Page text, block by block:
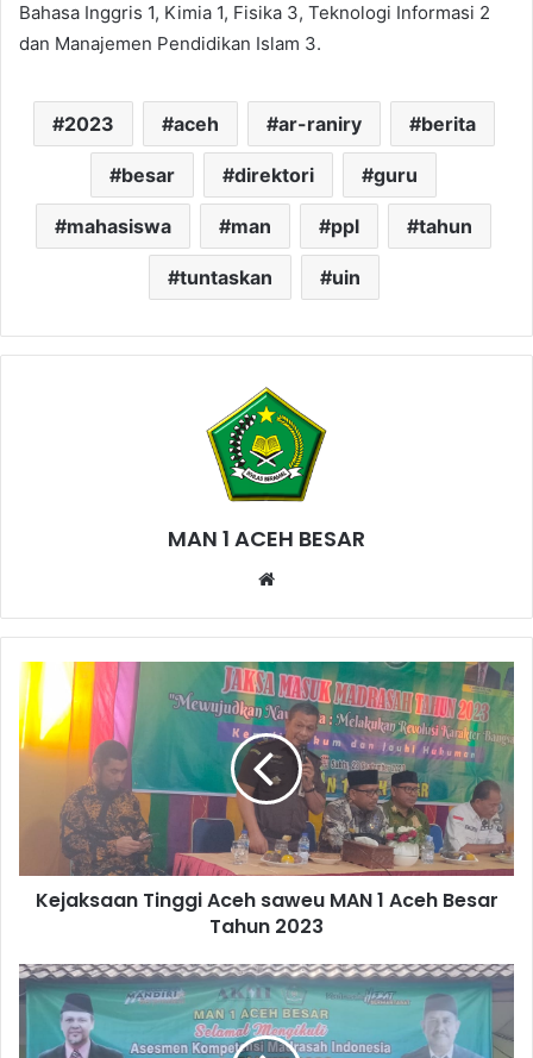
Bahasa Inggris 1, Kimia 1, Fisika 3, Teknologi Informasi 2
dan Manajemen Pendidikan Islam 3.
2023 aceh ar-raniry berita
besar direktori guru
mahasiswa man ppl tahun
tuntaskan uin
MAN 1 ACEH BESAR
b
s
i
t
e
Kejaksaan Tinggi Aceh saweu MAN 1 Aceh Besar
Tahun 2023